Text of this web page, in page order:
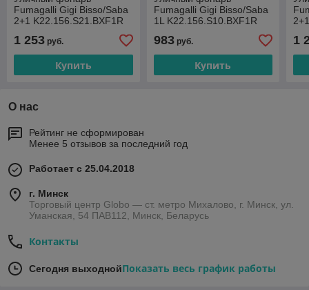
Fumagalli Gigi Bisso/Saba
2+1 K22.156.S21.BXF1R
1 253 руб.
Купить
Fumagalli Gigi Bisso/Saba
1L K22.156.S10.BXF1R
983руб.
Купить
1
О нас
Рейтинг не сформирован
Менее 5 отзывов за последний год
Работает с 25.04.2018
г. Минск
Торговый центр Globo — ст. метро Михалово, г. Минск, ул.
Уманская, 54 ПАВ112, Минск, Беларусь
Контакты
Сегодня выходнойПоказать весь график работы